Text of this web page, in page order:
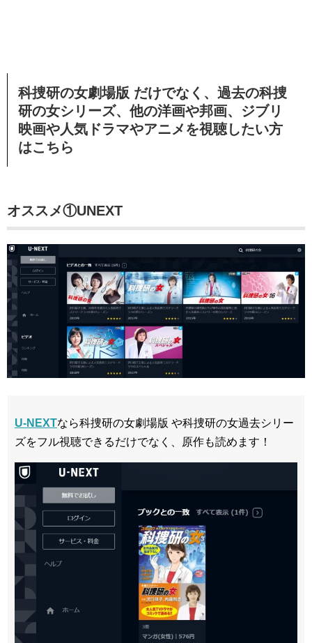
科捜研の女劇場版 だけでなく、過去の科捜
研の女シリーズ、他の洋画や邦画、ジブリ
映画や人気ドラマやアニメを視聴したい方
はこちら
オススメ①UNEXT
U-NEXTなら科捜研の女劇場版 や科捜研の女過去シリー
ズをフル視聴できるだけでなく、原作も読めます！